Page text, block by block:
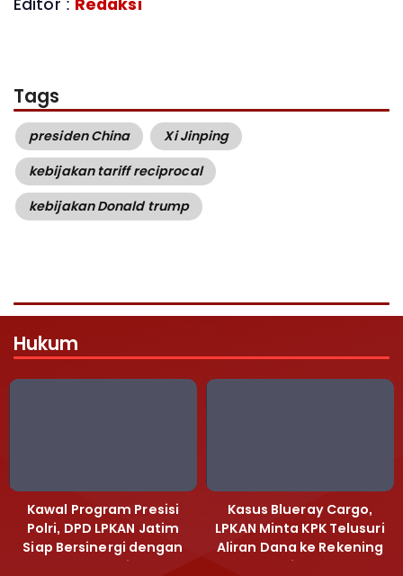
Editor : Redaksi
Tags
presiden China
Xi Jinping
kebijakan tariff reciprocal
kebijakan Donald trump
Hukum
Kawal Program Presisi
Polri, DPD LPKAN Jatim
Siap Bersinergi dengan
Polda Jatim
Kasus Blueray Cargo,
LPKAN Minta KPK Telusuri
Aliran Dana ke Rekening
Heri Black